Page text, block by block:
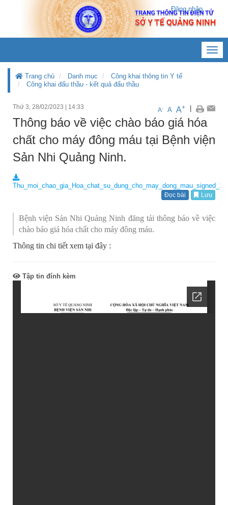
Đăng nhập
Trang chủ Danh mục
Công khai thông tin Y tế
Công khai đấu thầu - kết quả đấu thầu
Thứ 3, 28/02/2023 14:33 A- A A+
Thông báo về việc chào báo giá hóa
chất cho máy đông máu tại Bệnh viện
Sản Nhi Quảng Ninh.
Đọc bài Lưu
Bệnh viện Sản Nhi Quảng Ninh đăng tải thông báo về việc
chào báo giá hóa chất cho máy đông máu.
Thông tin chi tiết xem tại đây :
Tập tin đính kèm